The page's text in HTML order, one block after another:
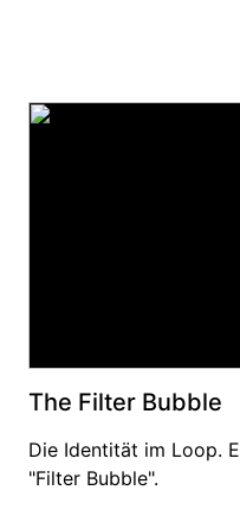
The Filter Bubble
Die Identität im Loop.
"Filter Bubble".